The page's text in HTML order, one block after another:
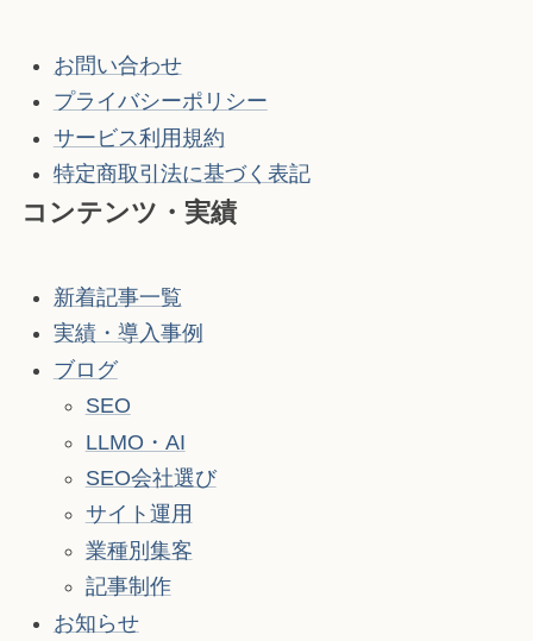
お問い合わせ
プライバシーポリシー
サービス利用規約
特定商取引法に基づく表記
コンテンツ・実績
新着記事一覧
実績・導入事例
ブログ
SEO
LLMO・AI
SEO会社選び
サイト運用
業種別集客
記事制作
お知らせ